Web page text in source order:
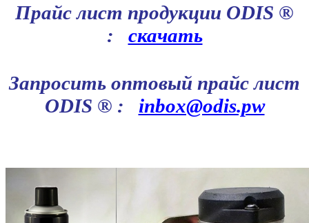
Прайс лист продукции ODIS ®
:
скачать
Запросить оптовый прайс лист
ODIS ® : inbox@odis.pw